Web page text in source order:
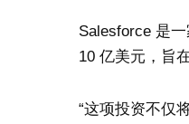
Salesforce 是
10 亿美元，旨
“这项投资不仅